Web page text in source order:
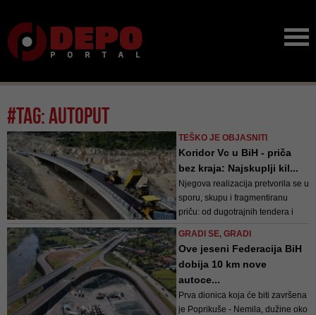
#tag: autoput
TEŠKO JE OBJASNITI
Koridor Vc u BiH - priča
bez kraja: Najskuplji kil...
Njegova realizacija pretvorila se u
sporu, skupu i fragmentiranu
priču: od dugotrajnih tendera i
komplikovanih procedura
izdavanja dozvola i političkih
barijera između entiteta
GRADI SE, GRADI
Ove jeseni Federacija BiH
dobija 10 km nove
autoce...
Prva dionica koja će biti završena
je Poprikuše - Nemila, dužine oko